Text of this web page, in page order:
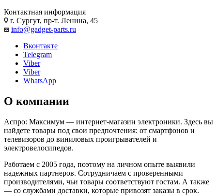
Контактная информация
г. Сургут, пр-т. Ленина, 45
info@gadget-parts.ru
Вконтакте
Telegram
Viber
Viber
WhatsApp
О компании
Аспро: Максимум — интернет-магазин электроники. Здесь вы
найдете товары под свои предпочтения: от смартфонов и
телевизоров до виниловых проигрывателей и
электровелосипедов.
Работаем с 2005 года, поэтому на личном опыте выявили
надежных партнеров. Сотрудничаем с проверенными
производителями, чьи товары соответствуют гостам. А также
— со службами доставки, которые привозят заказы в срок.